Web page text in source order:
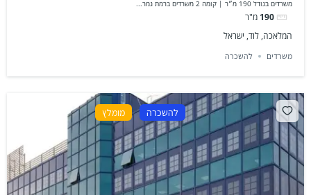
משרדים בגודל 190 מ״ר | קומה 2 משרדים ברמת גמר...
190מ"ר
המלאכה, לוד, ישראל
משרדים להשכרה
להשכרה מומלץ